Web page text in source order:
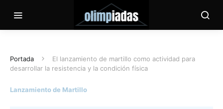
Portada
El lanzamiento de martillo como actividad para
desarrollar la resistencia y la condición física
Lanzamiento de Martillo